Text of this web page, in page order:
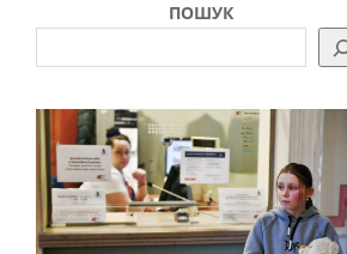
ПОШУК